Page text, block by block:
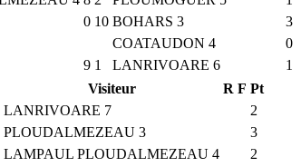
0 10 BOHARS 3
3
COATAUDON 4
0
9 1 LANRIVOARE 6
1
Visiteur R F Pt
LANRIVOARE 7
2
PLOUDALMEZEAU 3
3
LAMPAUL PLOUDALMEZEAU 4
2